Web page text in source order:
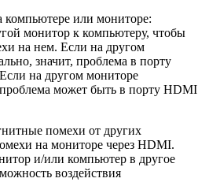
или мониторе:
монитор к компьютеру, чтобы
на нем. Если на другом
значит, проблема в порту
на другом мониторе
может быть в порту HDMI
помехи от других
на мониторе через HDMI.
и/или компьютер в другое
воздействия